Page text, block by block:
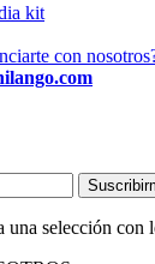
kit
con
una selección